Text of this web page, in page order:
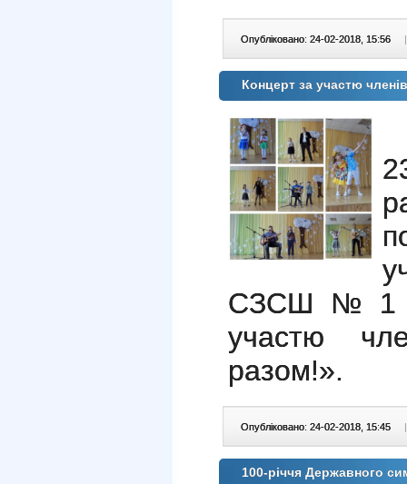
Опубліковано: 24-02-2018, 15:56 |
Концерт за участю
СЗСШ№1
участю
разом!».
Опубліковано: 24-02-2018, 15:45 |
100-річчя Державного